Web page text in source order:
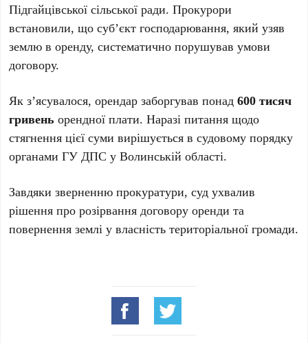
Підгайцівської сільської ради. Прокурори
встановили, що суб’єкт господарювання, який узяв
землю в оренду, систематично порушував умови
договору.
Як з’ясувалося, орендар заборгував понад600 тисяч
гривень орендної плати. Наразі питання щодо
стягнення цієї суми вирішується в судовому порядку
органами ГУ ДПС у Волинській області.
Завдяки зверненню прокуратури, суд ухвалив
рішення про розірвання договору оренди та
повернення землі у власність територіальної громади.